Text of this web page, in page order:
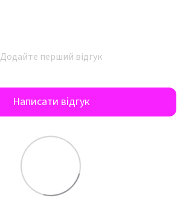
Додайте перший відгук
Написати відгук